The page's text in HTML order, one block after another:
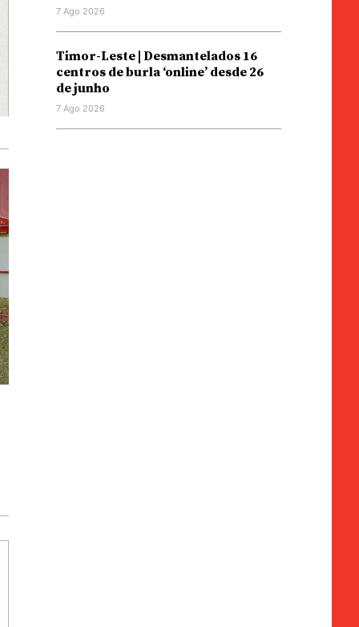
7 Ago 2026
Timor-Leste | Desmantelados 16
centros de burla ‘online’ desde 26
de junho
7 Ago 2026